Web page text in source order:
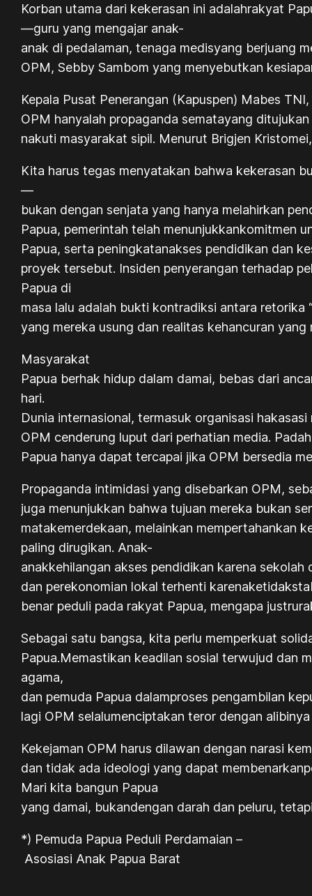
Korban utama dari kekerasan ini adalahrakyat
—guru yang mengajar anak-
anak di pedalaman, tenaga medisyang berjuang
OPM, Sebby Sambom yang menyebutkan
Kepala Pusat Penerangan (Kapuspen) Mabes
OPM hanyalah propaganda sematayang
nakuti masyarakat sipil. Menurut Brigjen
Kita harus tegas menyatakan bahwa kekerasan
—
bukan dengan senjata yang hanya melahirkan
Papua, pemerintah telah menunjukkankomitmen
Papua, serta peningkatanakses pendidikan dan
proyek tersebut. Insiden penyerangan terhadap
Papua di
masa lalu adalah bukti kontradiksi antara retorika
yang mereka usung dan realitas kehancuran
Masyarakat
Papua berhak hidup dalam damai, bebas dari
hari.
Dunia internasional, termasuk organisasi
OPM cenderung luput dari perhatian media.
Papua hanya dapat tercapai jika OPM bersedia
Propaganda intimidasi yang disebarkan OPM,
juga menunjukkan bahwa tujuan mereka bukan
matakemerdekaan, melainkan mempertahankan
paling dirugikan. Anak-
anakkehilangan akses pendidikan karena
dan perekonomian lokal terhenti
benar peduli pada rakyat Papua, mengapa
Sebagai satu bangsa, kita perlu memperkuat
Papua.Memastikan keadilan sosial terwujud dan
agama,
dan pemuda Papua dalamproses pengambilan
lagi OPM selalumenciptakan teror dengan
Kekejaman OPM harus dilawan dengan narasi
dan tidak ada ideologi yang dapat
Mari kita bangun Papua
yang damai, bukandengan darah dan peluru,
*) Pemuda Papua Peduli Perdamaian –
Asosiasi Anak Papua Barat